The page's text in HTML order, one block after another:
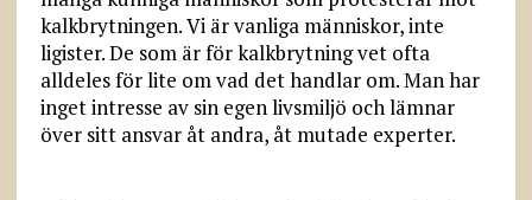
kalkbrytningen. Vi är vanliga människor, inte
ligister. De som är för kalkbrytning vet ofta
alldeles för lite om vad det handlar om. Man har
inget intresse av sin egen livsmiljö och lämnar
över sitt ansvar åt andra, åt mutade experter.